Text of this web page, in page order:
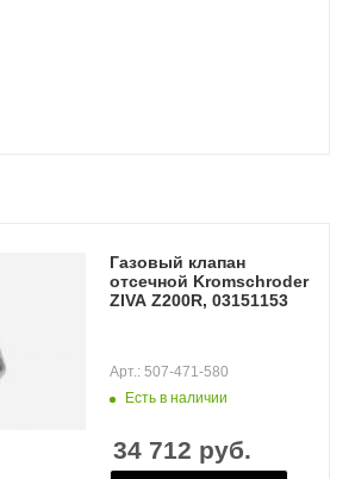
Газовый клапан
отсечной Kromschroder
ZIVA Z200R, 03151153
Есть в наличии
Арт.: 507-471-580
34 712 руб.